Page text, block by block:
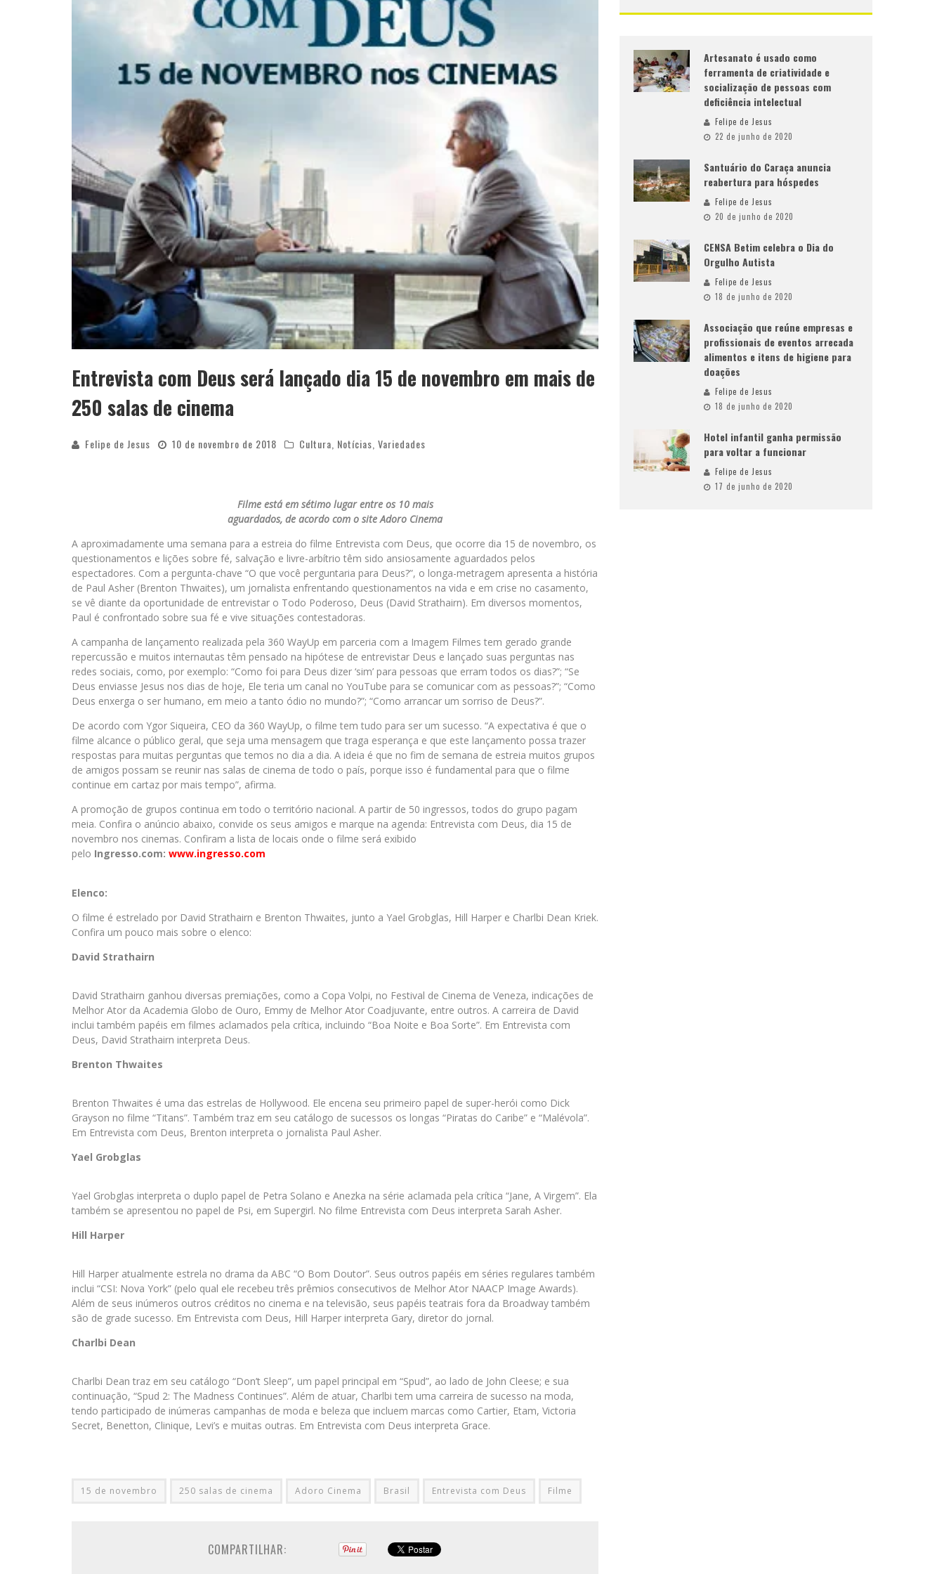
Entrevista com Deus será lançado dia 15 de novembro em mais de
250 salas de cinema
Felipe de Jesus 10 de novembro de 2018 Cultura Notícias Variedades
Filme está em sétimo lugar entre os 10 mais
aguardados, de acordo com o site Adoro Cinema
A aproximadamente uma semana para a estreia do filme Entrevista com Deus, que ocorre dia 15 de novembro, os
questionamentos e lições sobre fé, salvação e livre-arbítrio têm sido ansiosamente aguardados pelos
espectadores. Com a pergunta-chave “O que você perguntaria para Deus?”, o longa-metragem apresenta a história
de Paul Asher (Brenton Thwaites), um jornalista enfrentando questionamentos na vida e em crise no casamento,
se vê diante da oportunidade de entrevistar o Todo Poderoso, Deus (David Strathairn). Em diversos momentos,
Paul é confrontado sobre sua fé e vive situações contestadoras.
A campanha de lançamento realizada pela 360 WayUp em parceria com a Imagem Filmes tem gerado grande
repercussão e muitos internautas têm pensado na hipótese de entrevistar Deus e lançado suas perguntas nas
redes sociais, como, por exemplo: “Como foi para Deus dizer ‘sim’ para pessoas que erram todos os dias?”; “Se
Deus enviasse Jesus nos dias de hoje, Ele teria um canal no YouTube para se comunicar com as pessoas?”; “Como
Deus enxerga o ser humano, em meio a tanto ódio no mundo?”; “Como arrancar um sorriso de Deus?”.
De acordo com Ygor Siqueira, CEO da 360 WayUp, o filme tem tudo para ser um sucesso. “A expectativa é que o
filme alcance o público geral, que seja uma mensagem que traga esperança e que este lançamento possa trazer
respostas para muitas perguntas que temos no dia a dia. A ideia é que no fim de semana de estreia muitos grupos
de amigos possam se reunir nas salas de cinema de todo o país, porque isso é fundamental para que o filme
continue em cartaz por mais tempo”, afirma.
A promoção de grupos continua em todo o território nacional. A partir de 50 ingressos, todos do grupo pagam
meia. Confira o anúncio abaixo, convide os seus amigos e marque na agenda: Entrevista com Deus, dia 15 de
novembro nos cinemas. Confiram a lista de locais onde o filme será exibido
pelo Ingresso.com: www.ingresso.com
Elenco:
O filme é estrelado por David Strathairn e Brenton Thwaites, junto a Yael Grobglas, Hill Harper e Charlbi Dean Kriek.
Confira um pouco mais sobre o elenco:
David Strathairn
David Strathairn ganhou diversas premiações, como a Copa Volpi, no Festival de Cinema de Veneza, indicações de
Melhor Ator da Academia Globo de Ouro, Emmy de Melhor Ator Coadjuvante, entre outros. A carreira de David
inclui também papéis em filmes aclamados pela crítica, incluindo “Boa Noite e Boa Sorte”. Em Entrevista com
Deus, David Strathairn interpreta Deus.
Brenton Thwaites
Brenton Thwaites é uma das estrelas de Hollywood. Ele encena seu primeiro papel de super-herói como Dick
Grayson no filme “Titans”. Também traz em seu catálogo de sucessos os longas “Piratas do Caribe” e “Malévola”.
Em Entrevista com Deus, Brenton interpreta o jornalista Paul Asher.
Yael Grobglas
Yael Grobglas interpreta o duplo papel de Petra Solano e Anezka na série aclamada pela crítica “Jane, A Virgem”. Ela
também se apresentou no papel de Psi, em Supergirl. No filme Entrevista com Deus interpreta Sarah Asher.
Hill Harper
Hill Harper atualmente estrela no drama da ABC “O Bom Doutor”. Seus outros papéis em séries regulares também
inclui “CSI: Nova York” (pelo qual ele recebeu três prêmios consecutivos de Melhor Ator NAACP Image Awards).
Além de seus inúmeros outros créditos no cinema e na televisão, seus papéis teatrais fora da Broadway também
são de grade sucesso. Em Entrevista com Deus, Hill Harper interpreta Gary, diretor do jornal.
Charlbi Dean
Charlbi Dean traz em seu catálogo “Don’t Sleep”, um papel principal em “Spud”, ao lado de John Cleese; e sua
continuação, “Spud 2: The Madness Continues”. Além de atuar, Charlbi tem uma carreira de sucesso na moda,
tendo participado de inúmeras campanhas de moda e beleza que incluem marcas como Cartier, Etam, Victoria
Secret, Benetton, Clinique, Levi’s e muitas outras. Em Entrevista com Deus interpreta Grace.
15 de novembro 250 salas de cinema Adoro Cinema Brasil Entrevista com Deus Filme
COMPARTILHAR:
Artesanato é usado como
ferramenta de criatividade e
socialização de pessoas com
deficiência intelectual
Felipe de Jesus
22 de junho de 2020
Santuário do Caraça anuncia
reabertura para hóspedes
Felipe de Jesus
20 de junho de 2020
CENSA Betim celebra o Dia do
Orgulho Autista
Felipe de Jesus
18 de junho de 2020
Associação que reúne empresas e
profissionais de eventos arrecada
alimentos e itens de higiene para
doações
Felipe de Jesus
18 de junho de 2020
Hotel infantil ganha permissão
para voltar a funcionar
Felipe de Jesus
17 de junho de 2020